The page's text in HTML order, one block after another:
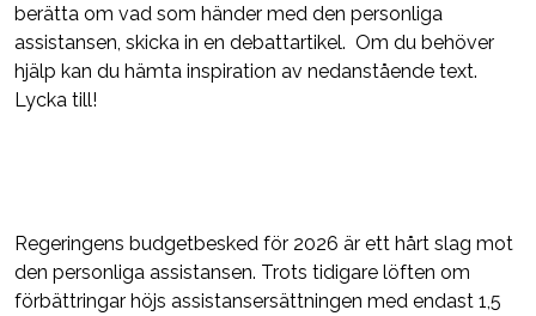
berätta om vad som händer med den personliga
assistansen, skicka in en debattartikel. Om du behöver
hjälp kan du hämta inspiration av nedanstående text.
Lycka till!
Regeringens budgetbesked för 2026 är ett hårt slag mot
den personliga assistansen. Trots tidigare löften om
förbättringar höjs assistansersättningen med endast 1,5